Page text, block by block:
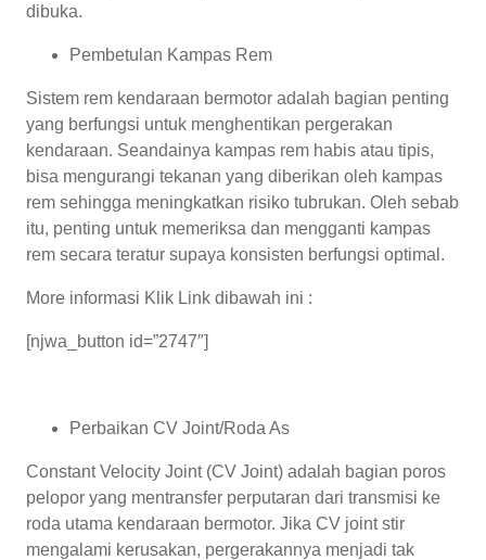
dibuka.
Pembetulan Kampas Rem
Sistem rem kendaraan bermotor adalah bagian penting
yang berfungsi untuk menghentikan pergerakan
kendaraan. Seandainya kampas rem habis atau tipis,
bisa mengurangi tekanan yang diberikan oleh kampas
rem sehingga meningkatkan risiko tubrukan. Oleh sebab
itu, penting untuk memeriksa dan mengganti kampas
rem secara teratur supaya konsisten berfungsi optimal.
More informasi Klik Link dibawah ini :
[njwa_button id=”2747″]
Perbaikan CV Joint/Roda As
Constant Velocity Joint (CV Joint) adalah bagian poros
pelopor yang mentransfer perputaran dari transmisi ke
roda utama kendaraan bermotor. Jika CV joint stir
mengalami kerusakan, pergerakannya menjadi tak